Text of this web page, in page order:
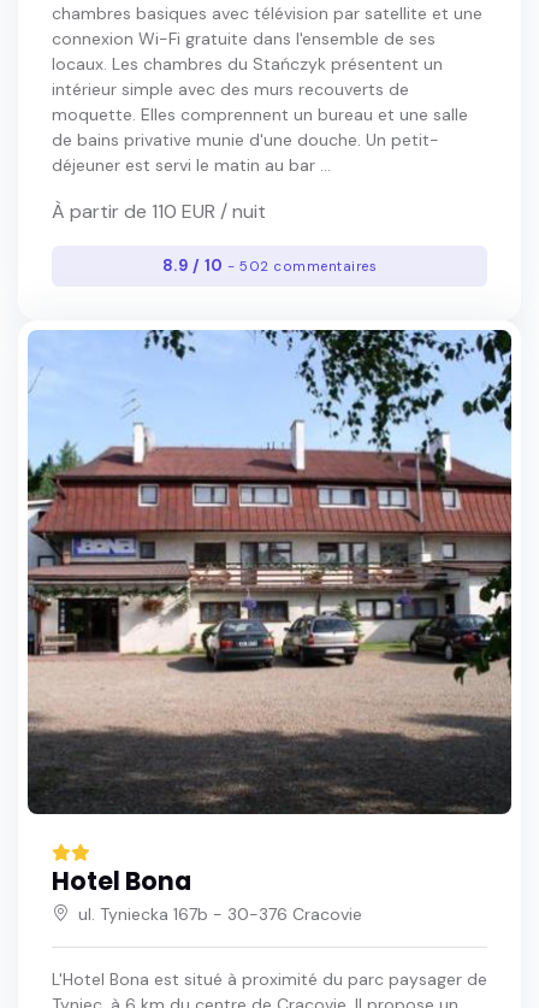
chambres basiques avec télévision par satellite et une
connexion Wi-Fi gratuite dans l'ensemble de ses
locaux. Les chambres du Stańczyk présentent un
intérieur simple avec des murs recouverts de
moquette. Elles comprennent un bureau et une salle
de bains privative munie d'une douche. Un petit-
déjeuner est servi le matin au bar ...
À partir de 110 EUR / nuit
8.9 / 10- 502 commentaires
Hotel Bona
ul. Tyniecka 167b - 30-376 Cracovie
L'Hotel Bona est situé à proximité du parc paysager de